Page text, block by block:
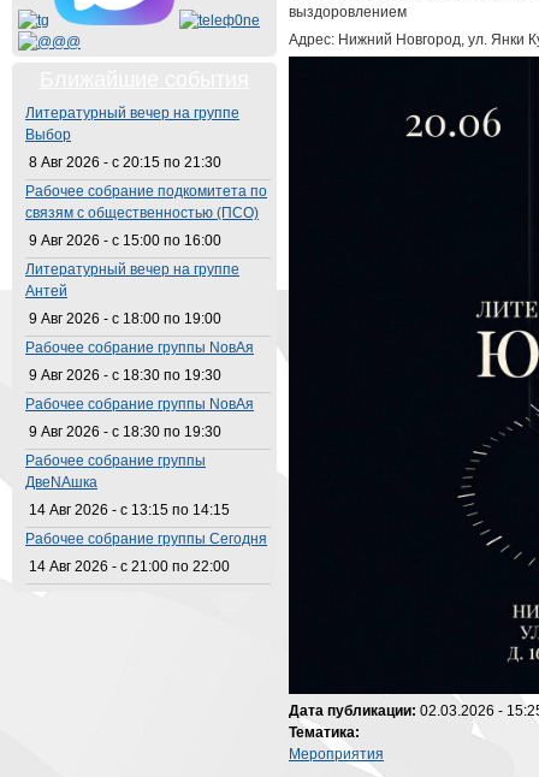
выздоровлением
Адрес: Нижний Новгород, ул. Янки
Дата публикации: 02.03.2026 -
Тематика:
Мероприятия
Литературный вечер на группе
Выбор
8 Авг 2026 - с 20:15 по 21:30
Рабочее собрание подкомитета по
связям с общественностью (ПСО)
9 Авг 2026 - с 15:00 по 16:00
Литературный вечер на группе
Антей
9 Авг 2026 - с 18:00 по 19:00
Рабочее собрание группы NовАя
9 Авг 2026 - с 18:30 по 19:30
Рабочее собрание группы NовАя
9 Авг 2026 - с 18:30 по 19:30
Рабочее собрание группы
ДвеNAшка
14 Авг 2026 - с 13:15 по 14:15
Рабочее собрание группы Сегодня
14 Авг 2026 - с 21:00 по 22:00